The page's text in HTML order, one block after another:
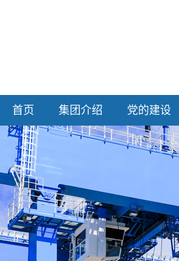
首页 集团介绍 党的建设